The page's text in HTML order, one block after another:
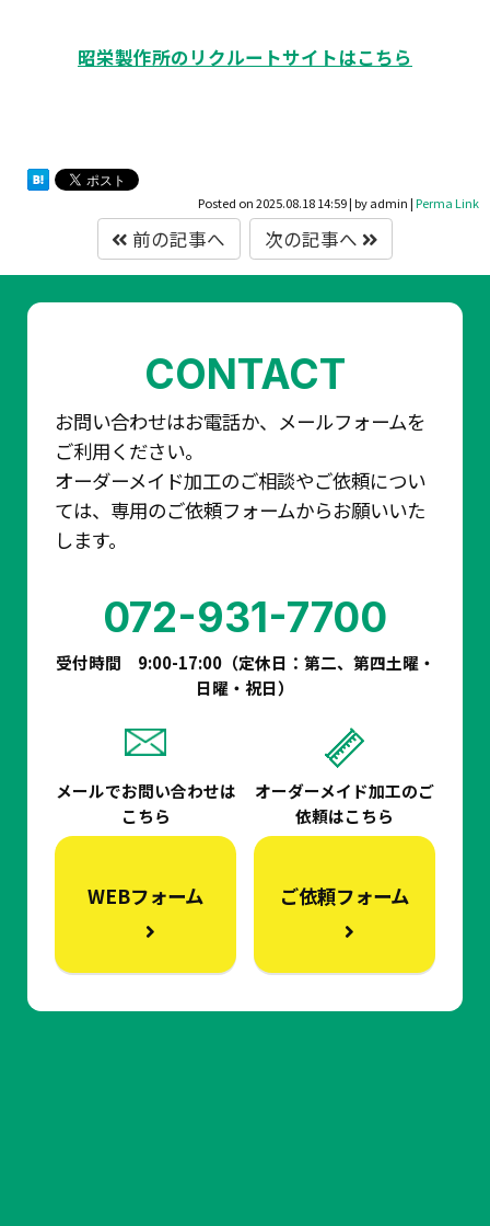
昭栄製作所のリクルートサイトはこちら
Posted on2025.08.18 14:59| byadmin |Perma Link
前の記事へ 次の記事へ
CONTACT
お問い合わせはお電話か、メールフォームを
ご利用ください。
オーダーメイド加工のご相談やご依頼につい
ては、専用のご依頼フォームからお願いいた
します。
072-931-7700
受付時間 9:00-17:00（定休日：第二、第四土曜・
日曜・祝日）
メールでお問い合わせは
こちら
WEBフォーム
オーダーメイド加工のご
依頼はこちら
ご依頼フォーム